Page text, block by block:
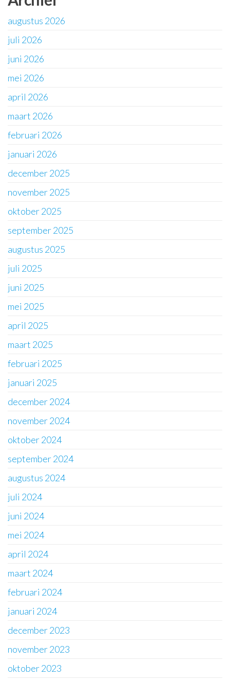
augustus 2026
juli 2026
juni 2026
mei 2026
april 2026
maart 2026
februari 2026
januari 2026
december 2025
november 2025
oktober 2025
september 2025
augustus 2025
juli 2025
juni 2025
mei 2025
april 2025
maart 2025
februari 2025
januari 2025
december 2024
november 2024
oktober 2024
september 2024
augustus 2024
juli 2024
juni 2024
mei 2024
april 2024
maart 2024
februari 2024
januari 2024
december 2023
november 2023
oktober 2023